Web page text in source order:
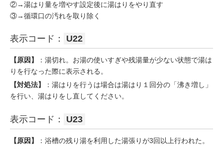
②→湯はり量を増やす設定後に湯はりをやり直す
③→循環口の汚れを取り除く
表示コード： U22
【原因】
：湯切れ。お湯の使いすぎや残湯量が少ない状態で湯は
りを行なった際に表示される。
【対処法】
：湯はりを行うは場合は湯はり１回分の「沸き増し」
を行い、湯はりをし直してください。
表示コード： U23
【原因】
：浴槽の残り湯を利用した湯張りが3回以上行われた。